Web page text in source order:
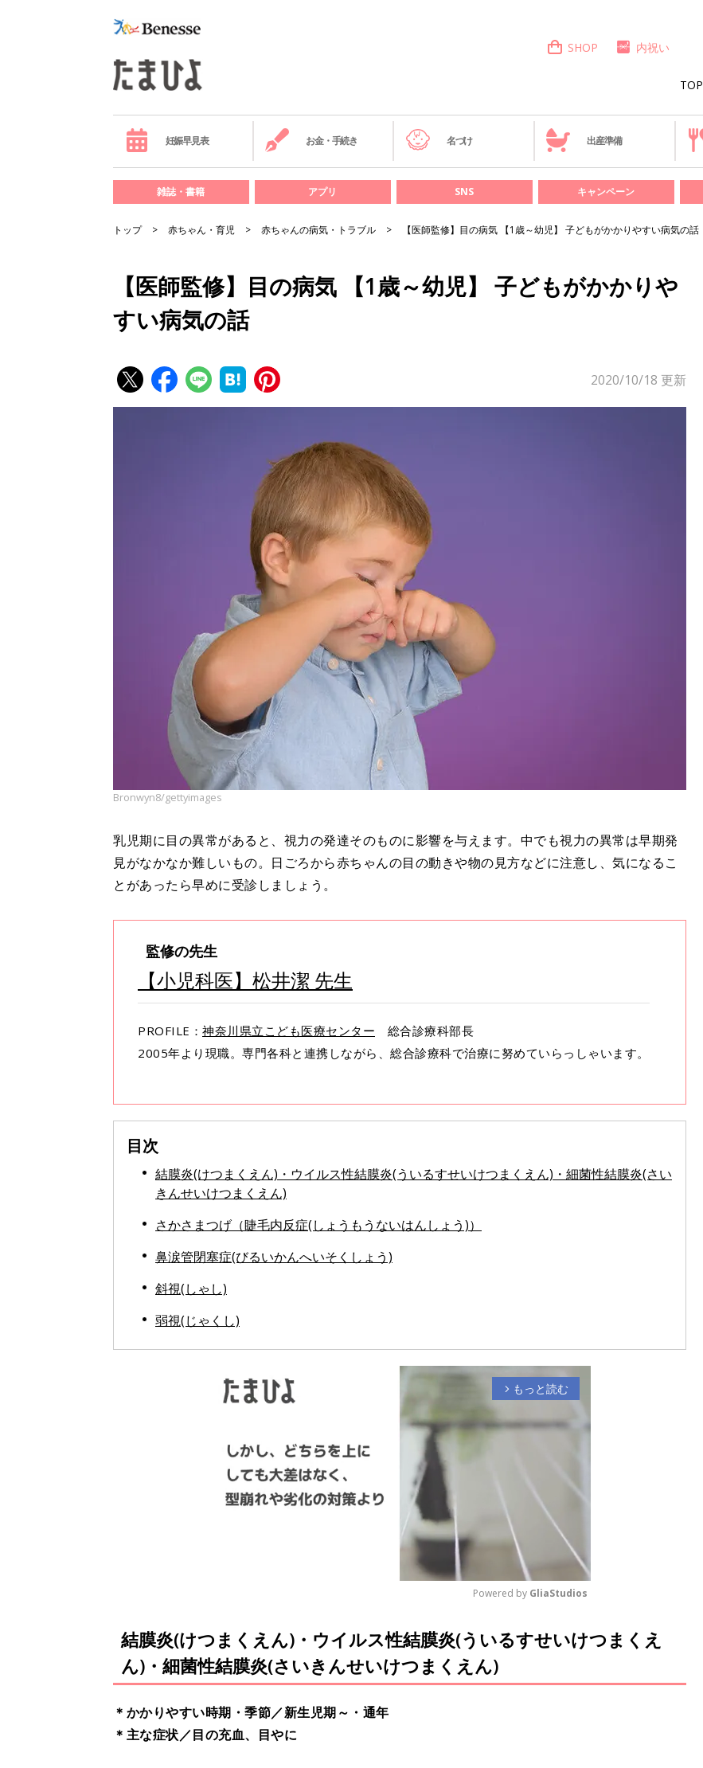
TOP
SHOP 内祝い
妊娠早見表 お金・手続き 名づけ 出産準備
雑誌・書籍 アプリ SNS キャンペーン
トップ 赤ちゃん・育児 赤ちゃんの病気・トラブル 【医師監修】目の病気 【1歳～幼児】 子どもがかかりやすい病気の話
【医師監修】目の病気 【1歳～幼児】 子どもがかかりや
すい病気の話
2020/10/18 更新
Bronwyn8/gettyimages
乳児期に目の異常があると、視力の発達そのものに影響を与えます。中でも視力の異常は早期発
見がなかなか難しいもの。日ごろから赤ちゃんの目の動きや物の見方などに注意し、気になるこ
とがあったら早めに受診しましょう。
監修の先生
【小児科医】松井潔 先生
PROFILE： 神奈川県立こども医療センター 総合診療科部長
2005年より現職。専門各科と連携しながら、総合診療科で治療に努めていらっしゃいます。
目次
結膜炎(けつまくえん)・ウイルス性結膜炎(ういるすせいけつまくえん)・細菌性結膜炎(さい
きんせいけつまくえん)
さかさまつげ（睫毛内反症(しょうもうないはんしょう)）
鼻涙管閉塞症(びるいかんへいそくしょう)
斜視(しゃし)
弱視(じゃくし)
arrow_forward_ios もっと読む
M
t
Powered by GliaStudios
結膜炎(けつまくえん)・ウイルス性結膜炎(ういるすせいけつまくえ
ん)・細菌性結膜炎(さいきんせいけつまくえん)
＊かかりやすい時期・季節／新生児期～・通年
＊主な症状／目の充血、目やに